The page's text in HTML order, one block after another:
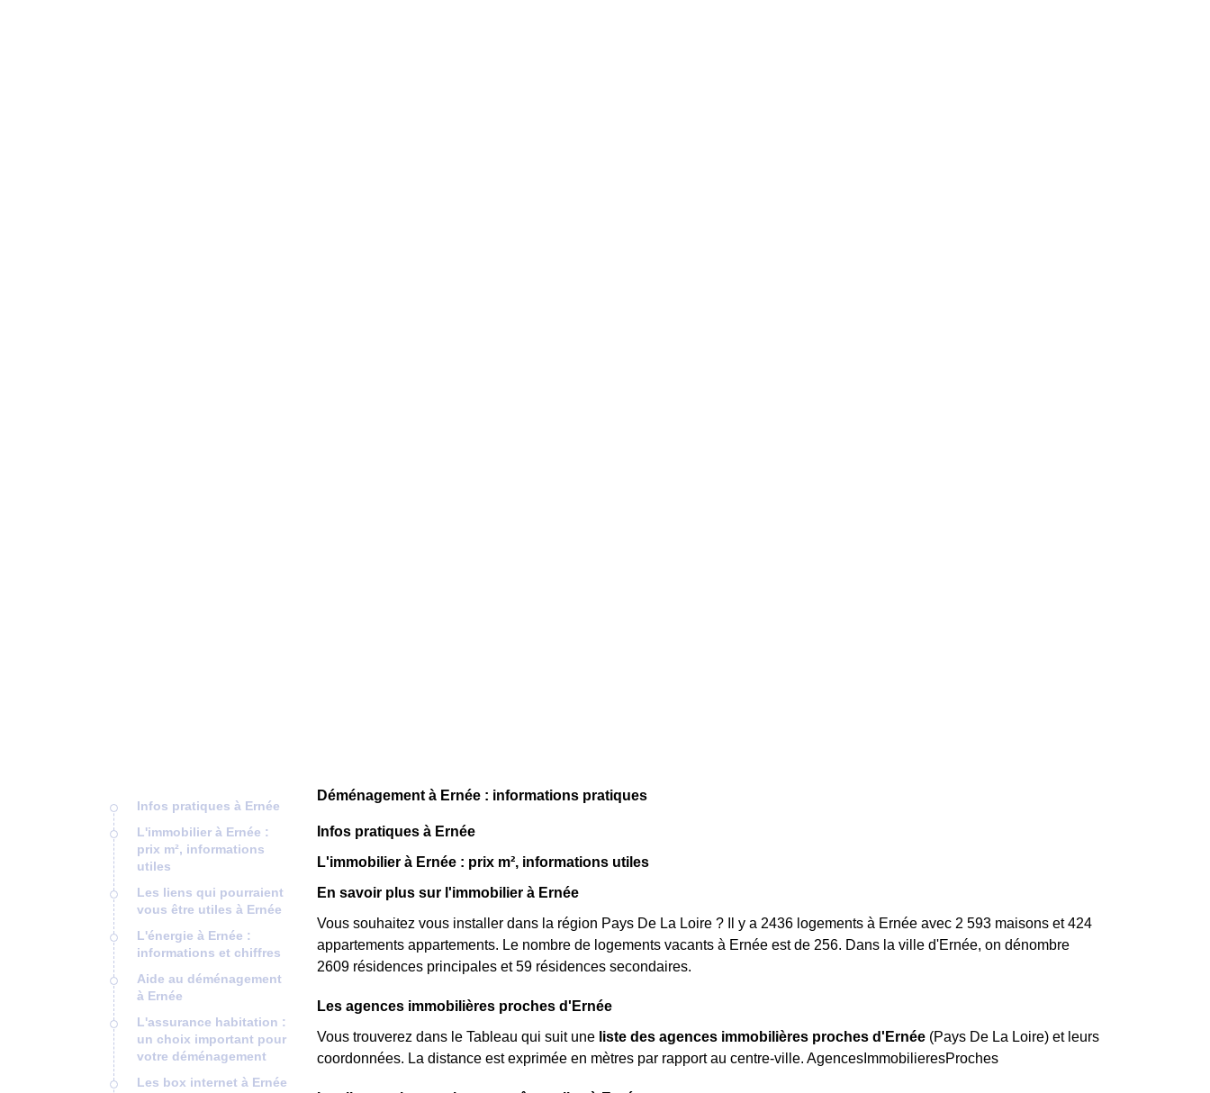
Infos pratiques à Ernée
L'immobilier à Ernée :
prix m², informations
utiles
Les liens qui pourraient
vous être utiles à Ernée
L'énergie à Ernée :
informations et chiffres
Aide au déménagement
à Ernée
L'assurance habitation :
un choix important pour
votre déménagement
Les box internet à Ernée
Déménagement à Ernée : informations pratiques
Infos pratiques à Ernée
L'immobilier à Ernée : prix m², informations utiles
En savoir plus sur l'immobilier à Ernée
Vous souhaitez vous installer dans la région Pays De La Loire ? Il y a 2436 logements à Ernée avec 2 593 maisons et 424
appartements appartements. Le nombre de logements vacants à Ernée est de 256. Dans la ville d'Ernée, on dénombre
2609 résidences principales et 59 résidences secondaires.
Les agences immobilières proches d'Ernée
Vous trouverez dans le Tableau qui suit une liste des agences immobilières proches d'Ernée (Pays De La Loire) et leurs
coordonnées. La distance est exprimée en mètres par rapport au centre-ville. AgencesImmobilieresProches